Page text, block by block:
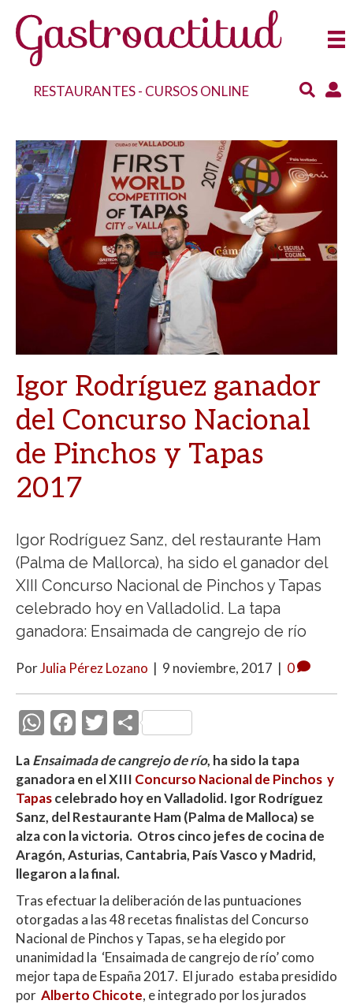
RESTAURANTES- CURSOS ONLINE
Igor Rodríguez ganador
del Concurso Nacional
de Pinchos y Tapas
2017
Igor Rodríguez Sanz, del restaurante Ham
(Palma de Mallorca), ha sido el ganador del
XIII Concurso Nacional de Pinchos y Tapas
celebrado hoy en Valladolid. La tapa
ganadora: Ensaimada de cangrejo de río
PorJulia Pérez Lozano | 9 noviembre, 2017 | 0
W
at
s
A
p
p
F
ac
e
b
o
o
k
T
w
itt
er
C
m
p
ar
ti
LaEnsaimada de cangrejo de río, ha sido la tapa
ganadora en el XIII Concurso Nacional de Pinchos y
Tapascelebrado hoy en Valladolid. Igor Rodríguez
Sanz, del Restaurante Ham (Palma de Malloca) se
alza con la victoria. Otros cinco jefesde cocina de
Aragón, Asturias, Cantabria, País Vasco y Madrid,
llegaron a la final.
Tras efectuar la deliberación de las puntuaciones
otorgadas a las 48 recetas finalistas del Concurso
Nacional de Pinchos y Tapas, seha elegido por
unanimidad la ‘Ensaimada de cangrejo de río’ como
mejor tapa de España 2017. El jurado estaba presidido
por Alberto Chicote, e integrado por los jurados